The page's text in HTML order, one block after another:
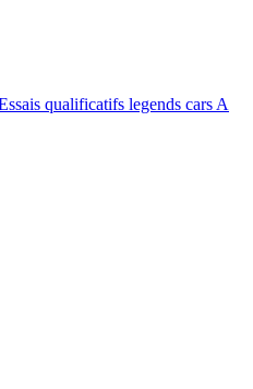
qualificatifs legends cars A